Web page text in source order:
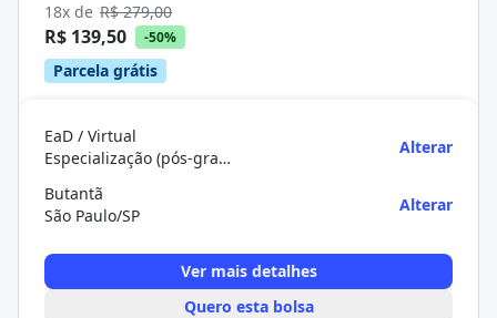
18x de R$ 279,00
R$ 139,50 -50%
Parcela grátis
EaD / Virtual
Especialização (pós-graduação)
Alterar
Butantã
São Paulo/SP
Alterar
Ver mais detalhes
Quero esta bolsa